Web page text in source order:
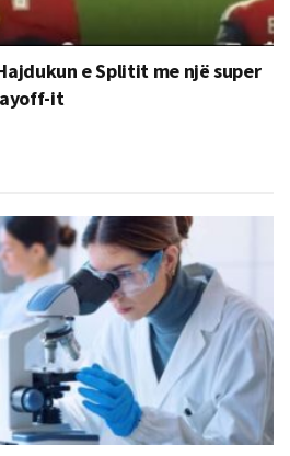
e Splitit me një super
it